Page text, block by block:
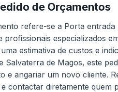
de Orçamentos
refere-se a Porta
especializados
estimativa de custos e
Salvaterra de Magos, este
e angariar um novo cliente.
contactar diretamente quem